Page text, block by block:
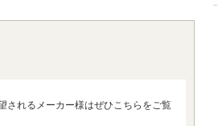
されるメーカー様はぜひこちらをご覧